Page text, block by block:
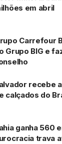
em abril
Carrefour
Grupo BIG e
recebe
calçados do
ganha 560
trava